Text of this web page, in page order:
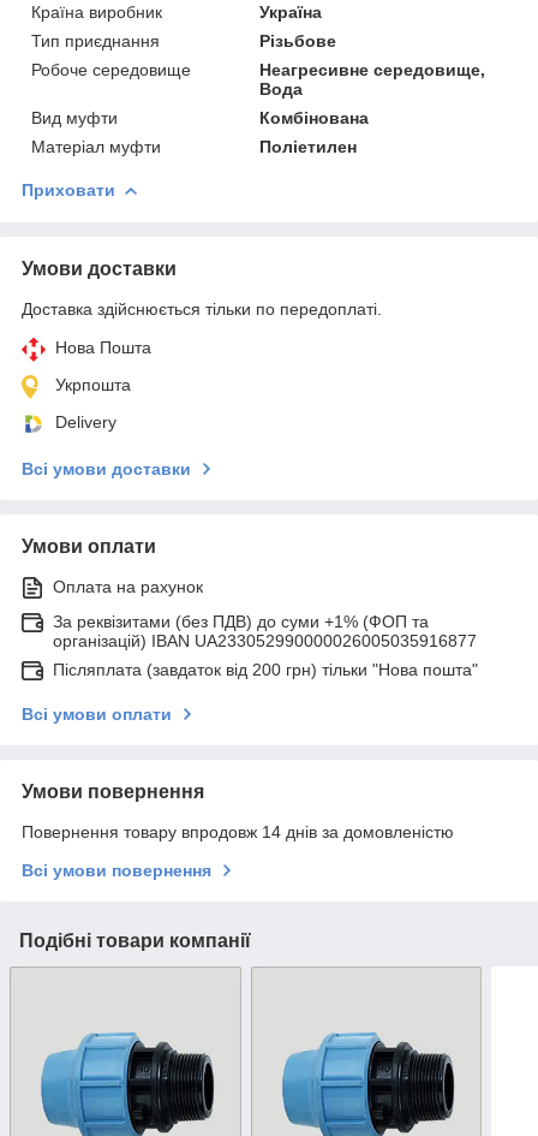
Країна виробник
Україна
Тип приєднання
Різьбове
Робоче середовище
Неагресивне середовище,
Вода
Вид муфти
Комбінована
Матеріал муфти
Поліетилен
Приховати
Умови доставки
Доставка здійснюється тільки по передоплаті.
Нова Пошта
Укрпошта
Delivery
Всі умови доставки
Умови оплати
Оплата на рахунок
За реквізитами (без ПДВ) до суми +1% (ФОП та
організацій) IBAN UA233052990000026005035916877
Післяплата (завдаток від 200 грн) тільки "Нова пошта"
Всі умови оплати
Умови повернення
Повернення товару впродовж 14 днів за домовленістю
Всі умови повернення
Подібні товари компанії